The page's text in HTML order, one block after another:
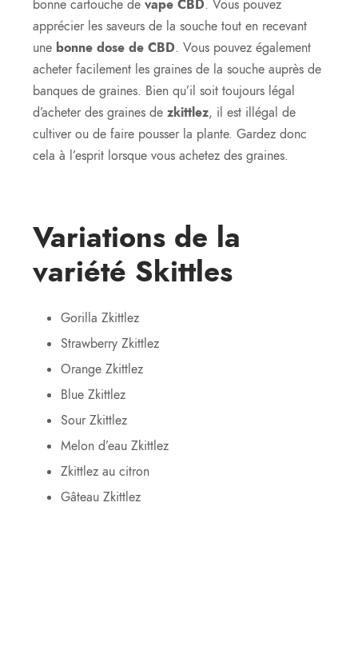
bonne cartouche de vape CBD. Vous pouvez
apprécier les saveurs de la souche tout en recevant
une bonne dose de CBD. Vous pouvez également
acheter facilement les graines de la souche auprès de
banques de graines. Bien qu’il soit toujours légal
d’acheter des graines de zkittlez, il est illégal de
cultiver ou de faire pousser la plante. Gardez donc
cela à l’esprit lorsque vous achetez des graines.
Variations de la
variété Skittles
Gorilla Zkittlez
Strawberry Zkittlez
Orange Zkittlez
Blue Zkittlez
Sour Zkittlez
Melon d’eau Zkittlez
Zkittlez au citron
Gâteau Zkittlez